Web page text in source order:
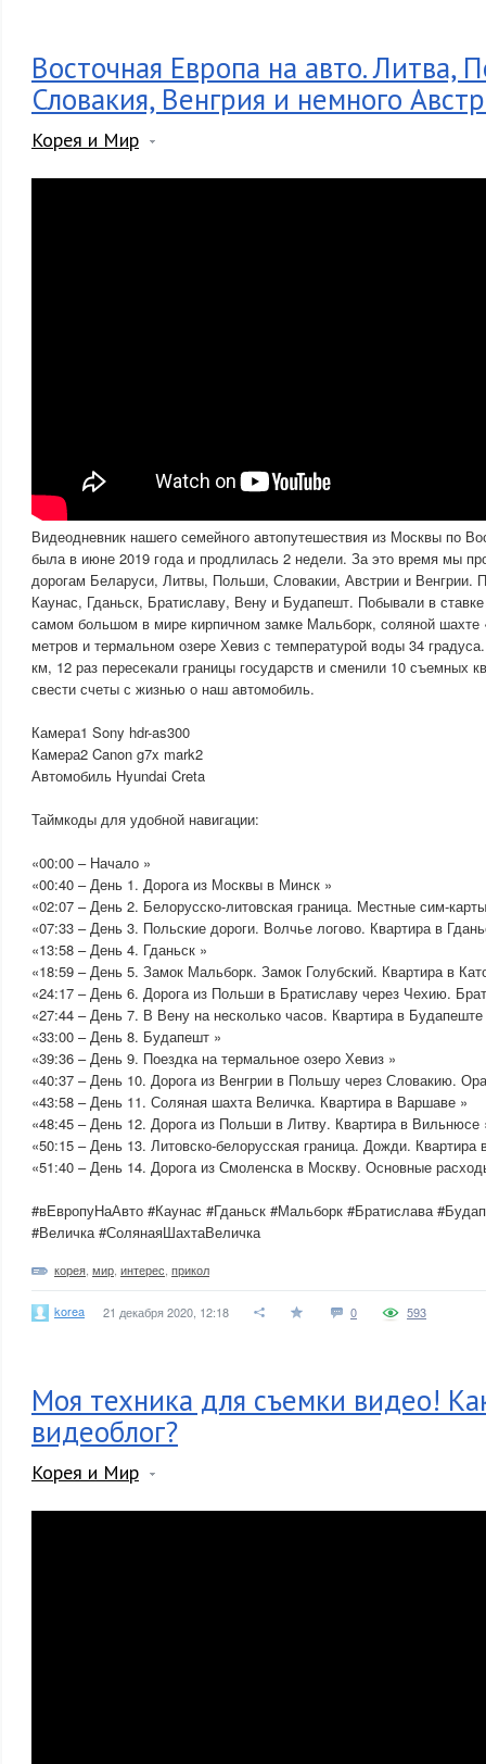
Восточная Европа на авто. Литва,
Словакия, Венгрия и немного
Корея и Мир
Видеодневник нашего семейного автопутешествия из Москвы по
была в июне 2019 года и продлилась 2 недели. За это время мы
дорогам Беларуси, Литвы, Польши, Словакии, Австрии и Венгрии.
Каунас, Гданьск, Братиславу, Вену и Будапешт. Побывали в
самом большом в мире кирпичном замке Мальборк, соляной шахте
метров и термальном озере Хевиз с температурой воды 34
км, 12 раз пересекали границы государств и сменили 10 съемных
свести счеты с жизнью о наш автомобиль.
Камера1 Sony hdr-as300
Камера2 Canon g7x mark2
Автомобиль Hyundai Creta
Таймкоды для удобной навигации:
«00:00 – Начало »
«00:40 – День 1. Дорога из Москвы в Минск »
«02:07 – День 2. Белорусско-литовская граница. Местные сим-
«07:33 – День 3. Польские дороги. Волчье логово. Квартира в
«13:58 – День 4. Гданьск »
«18:59 – День 5. Замок Мальборк. Замок Голубский. Квартира в
«24:17 – День 6. Дорога из Польши в Братиславу через Чехию.
«27:44 – День 7. В Вену на несколько часов. Квартира в
«33:00 – День 8. Будапешт »
«39:36 – День 9. Поездка на термальное озеро Хевиз »
«40:37 – День 10. Дорога из Венгрии в Польшу через Словакию.
«43:58 – День 11. Соляная шахта Величка. Квартира в Варшаве »
«48:45 – День 12. Дорога из Польши в Литву. Квартира в Вильнюсе
«50:15 – День 13. Литовско-белорусская граница. Дожди. Квартира
«51:40 – День 14. Дорога из Смоленска в Москву. Основные
#вЕвропуНаАвто #Каунас #Гданьск #Мальборк #Братислава
#Величка #СолянаяШахтаВеличка
корея мир интерес прикол
korea 21 декабря 2020, 12:18 0 593
Моя техника для съемки видео!
видеоблог?
Корея и Мир